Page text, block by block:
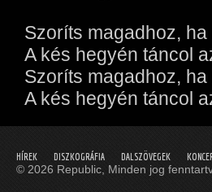
Szoríts magadhoz,
A kés hegyén táncol
Szoríts magadhoz,
A kés hegyén táncol
HÍREK DISZKOGRÁFIA DALSZÖVEGEK
© 2026 Republic, Minden jog